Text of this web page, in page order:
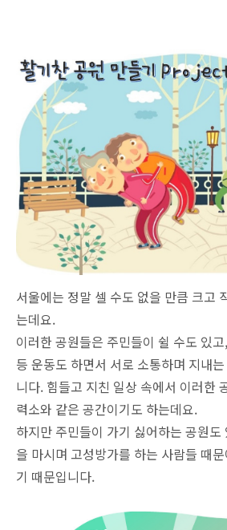
서울에는 정말 셀 수도 없을 만큼 크고
는데요.
이러한 공원들은 주민들이 쉴 수도 있
등 운동도 하면서 서로 소통하며 지내
니다. 힘들고 지친 일상 속에서 이러한
력소와 같은 공간이기도 하는데요.
하지만 주민들이 가기 싫어하는 공원
을 마시며 고성방가를 하는 사람들 때
기 때문입니다.